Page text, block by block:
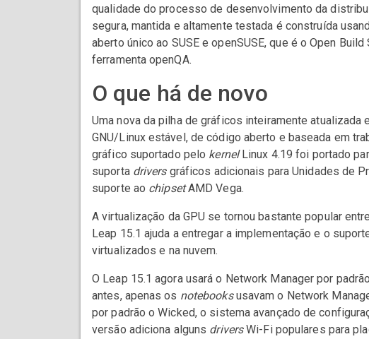
qualidade do processo de desenvolvimento da
segura, mantida e altamente testada é construída
aberto único ao SUSE e openSUSE, que é o Open
ferramenta openQA.
O que há de novo
Uma nova da pilha de gráficos inteiramente
GNU/Linux estável, de código aberto e baseada em
gráfico suportado pelo kernelLinux 4.19 foi portado
suporta driversgráficos adicionais para Unidades de
suporte ao chipsetAMD Vega.
A virtualização da GPU se tornou bastante popular
Leap 15.1 ajuda a entregar a implementação e o
virtualizados e na nuvem.
O Leap 15.1 agora usará o Network Manager por
antes, apenas os notebooksusavam o Network
por padrão o Wicked, o sistema avançado de
versão adiciona alguns driversWi-Fi populares para